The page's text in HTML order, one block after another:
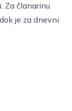
Za članarinu
je za dnevni